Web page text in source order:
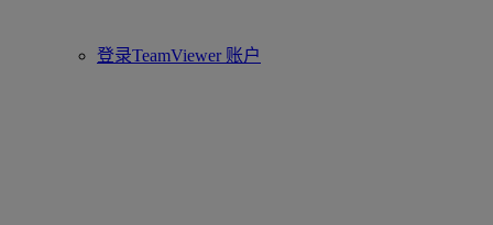
登录TeamViewer 账户